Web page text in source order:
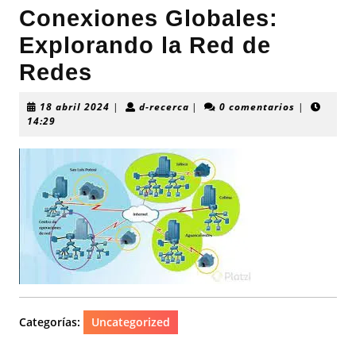
Conexiones Globales:
Explorando la Red de
Redes
18 abril 2024 18| d-recercad-| 0 comentarios |
14:29
Categorías: Uncategorized